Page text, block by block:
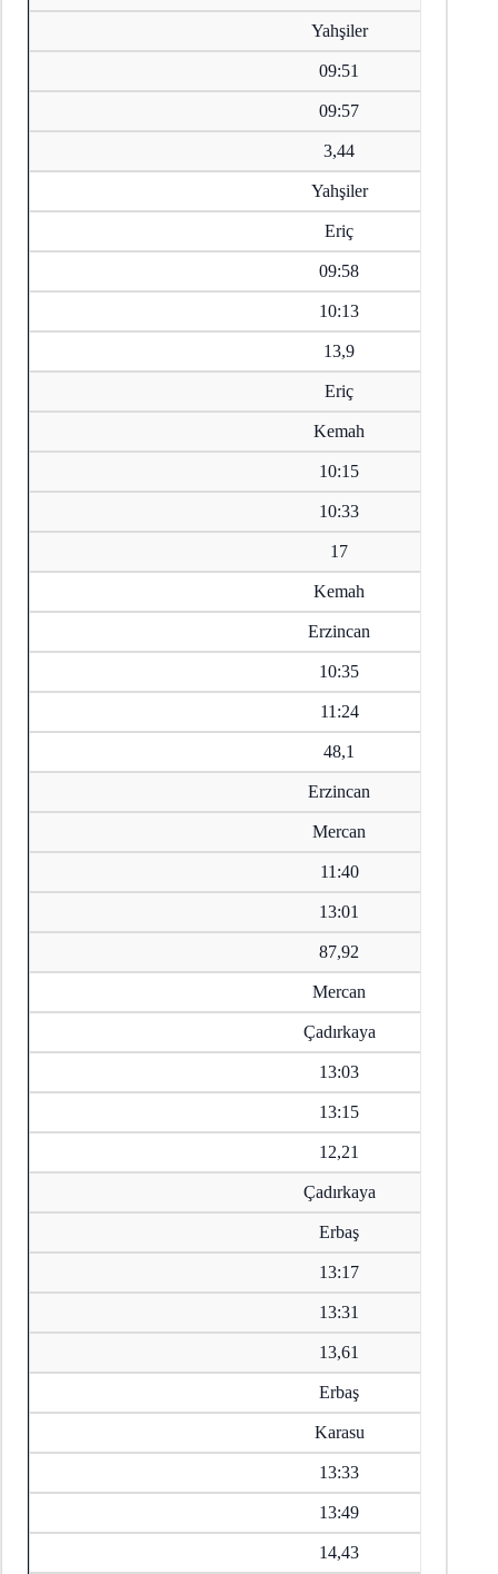
Yahşiler
09:51
09:57
3,44
Yahşiler
Eriç
09:58
10:13
13,9
Eriç
Kemah
10:15
10:33
17
Kemah
Erzincan
10:35
11:24
48,1
Erzincan
Mercan
11:40
13:01
87,92
Mercan
Çadırkaya
13:03
13:15
12,21
Çadırkaya
Erbaş
13:17
13:31
13,61
Erbaş
Karasu
13:33
13:49
14,43